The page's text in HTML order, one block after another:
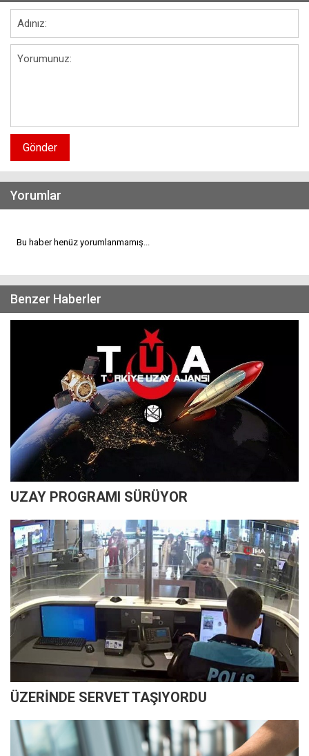
Gönder
Yorumlar
Bu haber henüz yorumlanmamış...
Benzer Haberler
UZAY PROGRAMI SÜRÜYOR
ÜZERİNDE SERVET TAŞIYORDU